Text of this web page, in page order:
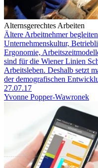
Alternsgerechtes Arbeiten
Ältere Arbeitnehmer
Unternehmenskultur,
Ergonomie,
sind für die Wiener Linien
Arbeitsleben. Deshalb setzt
der demografischen
27.07.17
Yvonne Popper-Wawronek